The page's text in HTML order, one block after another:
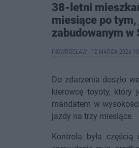
38-letni
miesiące po
zabudowanym w
INOWROCŁAW 12 MARCA 2026
Do zdarzenia doszło
kierowcę toyoty, który
mandatem w
jazdy na trzy miesiące.
Kontrola była częścią